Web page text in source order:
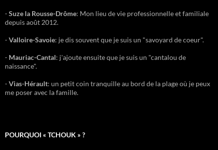
-Suze la Rousse-Drôme: Mon lieu de vie professionnelle et familiale
depuis août 2012.
-Valloire-Savoie: je dis souvent que je suis un "savoyard de coeur".
- Mauriac-Cantal: j'ajoute ensuite que je suis un "cantalou de
naissance".
-Vias-Hérault: un petit coin tranquille au bord de la plage où je peux
me poser avec la famille.
POURQUOI « TCHOUK » ?